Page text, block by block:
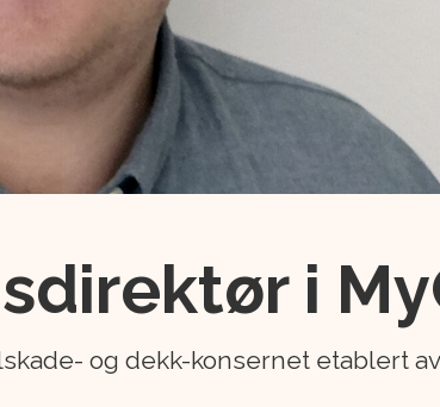
i
og dekk-konsernet etablert